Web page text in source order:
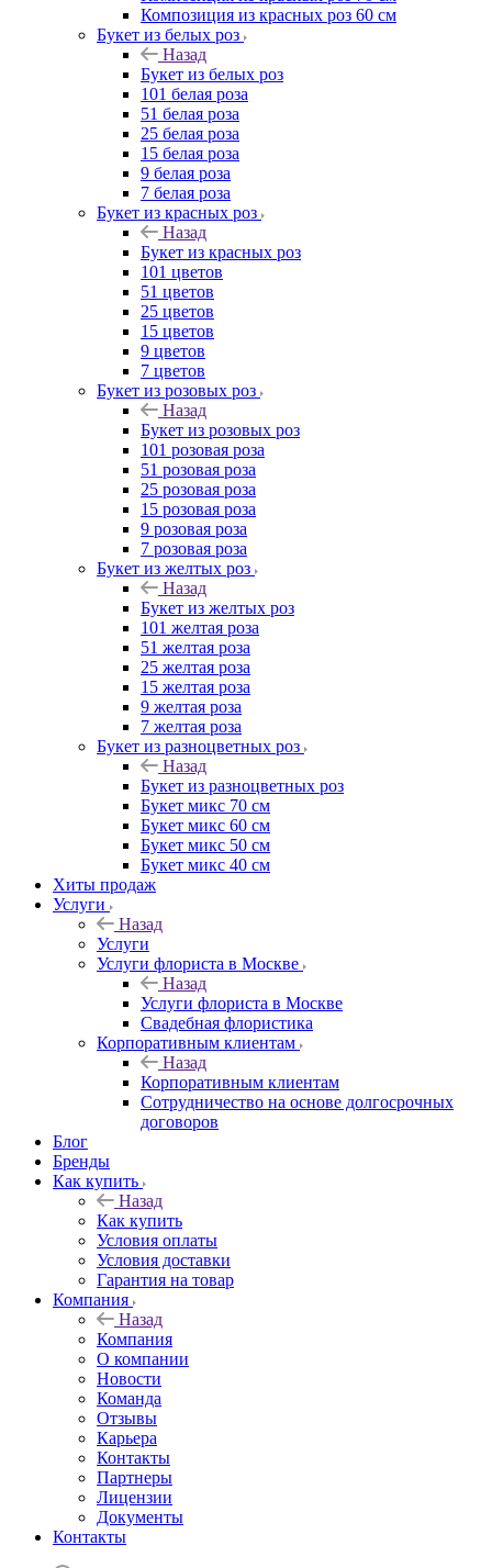
Композиция из красных роз 60 см
Букет из белых роз
Назад
Букет из белых роз
101 белая роза
51 белая роза
25 белая роза
15 белая роза
9 белая роза
7 белая роза
Букет из красных роз
Назад
Букет из красных роз
101 цветов
51 цветов
25 цветов
15 цветов
9 цветов
7 цветов
Букет из розовых роз
Назад
Букет из розовых роз
101 розовая роза
51 розовая роза
25 розовая роза
15 розовая роза
9 розовая роза
7 розовая роза
Букет из желтых роз
Назад
Букет из желтых роз
101 желтая роза
51 желтая роза
25 желтая роза
15 желтая роза
9 желтая роза
7 желтая роза
Букет из разноцветных роз
Назад
Букет из разноцветных роз
Букет микс 70 см
Букет микс 60 см
Букет микс 50 см
Букет микс 40 см
Хиты продаж
Услуги
Назад
Услуги
Услуги флориста в Москве
Назад
Услуги флориста в Москве
Свадебная флористика
Корпоративным клиентам
Назад
Корпоративным клиентам
Сотрудничество на основе долгосрочных
договоров
Блог
Бренды
Как купить
Назад
Как купить
Условия оплаты
Условия доставки
Гарантия на товар
Компания
Назад
Компания
О компании
Новости
Команда
Отзывы
Карьера
Контакты
Партнеры
Лицензии
Документы
Контакты